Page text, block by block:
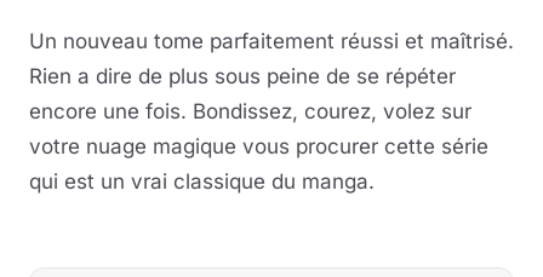
Un nouveau tome parfaitement réussi et maîtrisé.
Rien a dire de plus sous peine de se répéter
encore une fois. Bondissez, courez, volez sur
votre nuage magique vous procurer cette série
qui est un vrai classique du manga.